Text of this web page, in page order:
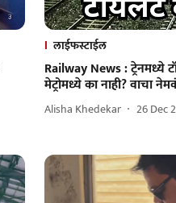
लाईफस्टाईल
Railway News :
मेट्रोमध्ये का नाही? वाचा
Alisha Khedekar 26 Dec